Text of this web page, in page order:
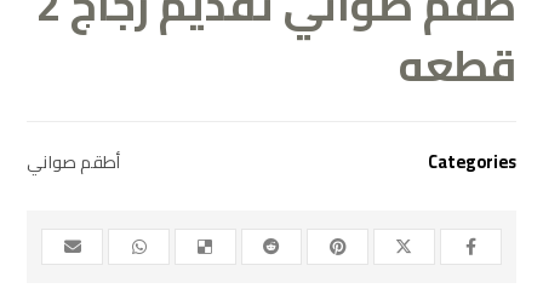
قطعه
Categories أطقم صواني